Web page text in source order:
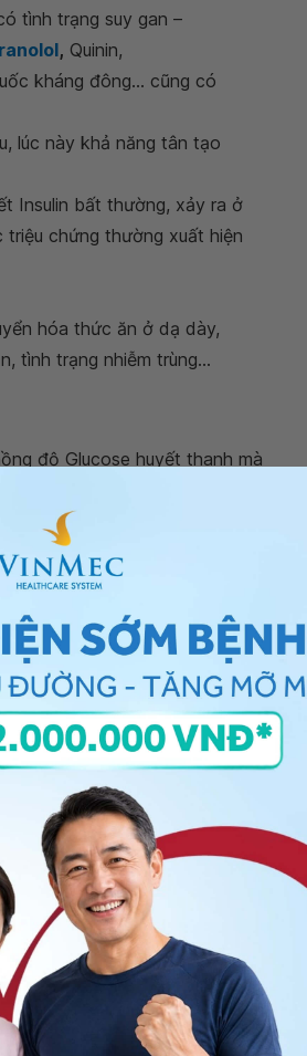
tình trạng suy gan –
, Quinin,
kháng đông... cũng có
lúc này khả năng tân tạo
Insulin bất thường, xảy ra ở
chứng thường xuất hiện
hóa thức ăn ở dạ dày,
tình trạng nhiễm trùng...
độ Glucose huyết thanh mà
, tay chân trở nên nặng nề.
hoảng, loạn thần.
đây cũng là những dấu hiệu
thương sọ não,
thần kinh, sau co giật, sau
là vô cùng quan trọng, vì
chứng ở mức độ nhẹ của